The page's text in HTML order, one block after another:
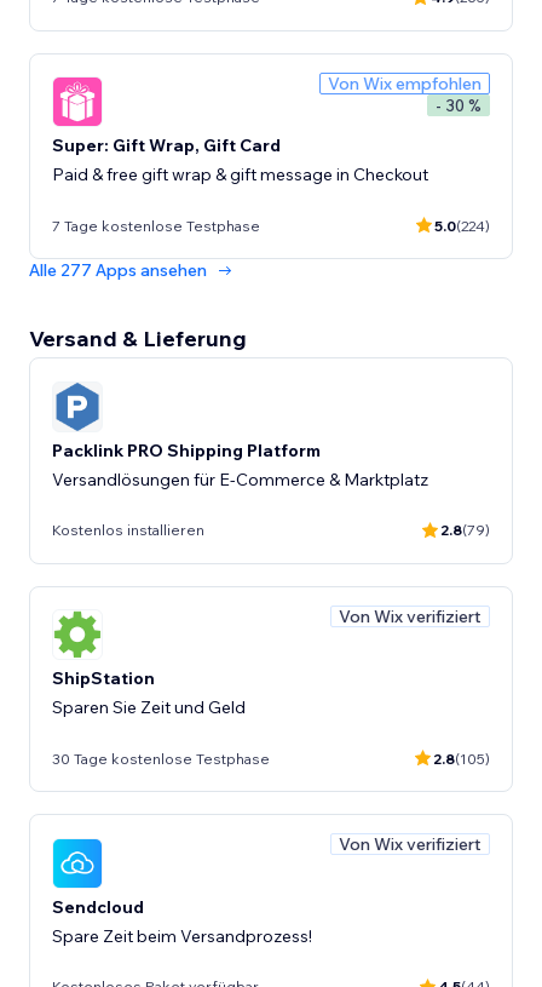
Von Wix empfohlen
- 30 %
Super: Gift Wrap, Gift Card
Paid & free gift wrap & gift message in Checkout
7 Tage kostenlose Testphase 5.0(224)
Alle 277 Apps ansehen
Versand & Lieferung
Packlink PRO Shipping Platform
Versandlösungen für E-Commerce & Marktplatz
Kostenlos installieren 2.8(79)
Von Wix verifiziert
ShipStation
Sparen Sie Zeit und Geld
30 Tage kostenlose Testphase 2.8(105)
Von Wix verifiziert
Sendcloud
Spare Zeit beim Versandprozess!